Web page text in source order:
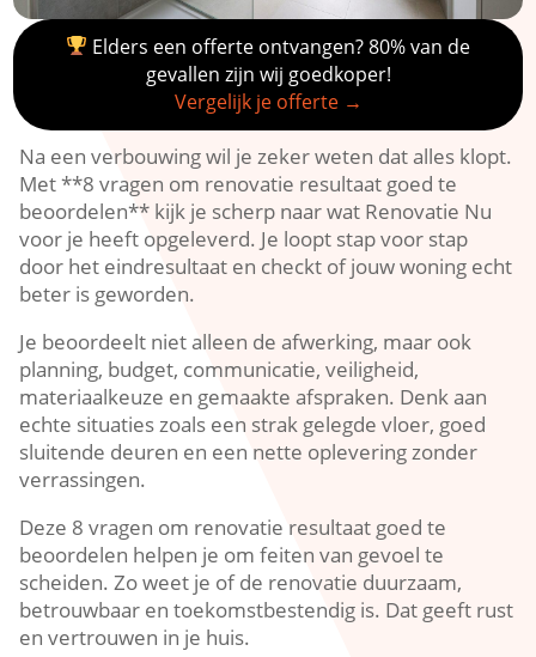
Elders een offerte ontvangen? 80% van de
gevallen zijn wij goedkoper!
Vergelijk je offerte →
Na een verbouwing wil je zeker weten dat alles klopt.​
Met **8 vragen om renovatie resultaat goed te
beoordelen** kijk je scherp naar wat Renovatie Nu
voor je heeft opgeleverd.​ Je loopt stap voor stap
door het eindresultaat en checkt of jouw woning echt
beter is geworden.​
Je beoordeelt niet alleen de afwerking, maar ook
planning, budget, communicatie, veiligheid,
materiaalkeuze en gemaakte afspraken.​ Denk aan
echte situaties zoals een strak gelegde vloer, goed
sluitende deuren en een nette oplevering zonder
verrassingen.​
Deze 8 vragen om renovatie resultaat goed te
beoordelen helpen je om feiten van gevoel te
scheiden.​ Zo weet je of de renovatie duurzaam,
betrouwbaar en toekomstbestendig is.​ Dat geeft rust
en vertrouwen in je huis.​